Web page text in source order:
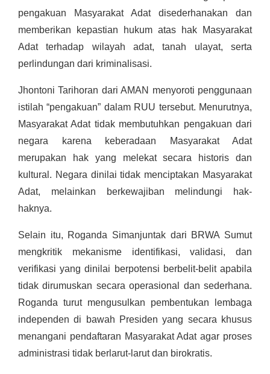
pengakuan Masyarakat Adat disederhanakan dan
memberikan kepastian hukum atas hak Masyarakat
Adat terhadap wilayah adat, tanah ulayat, serta
perlindungan dari kriminalisasi.
Jhontoni Tarihoran dari AMAN menyoroti penggunaan
istilah “pengakuan” dalam RUU tersebut. Menurutnya,
Masyarakat Adat tidak membutuhkan pengakuan dari
negara karena keberadaan Masyarakat Adat
merupakan hak yang melekat secara historis dan
kultural. Negara dinilai tidak menciptakan Masyarakat
Adat, melainkan berkewajiban melindungi hak-
haknya.
Selain itu, Roganda Simanjuntak dari BRWA Sumut
mengkritik mekanisme identifikasi, validasi, dan
verifikasi yang dinilai berpotensi berbelit-belit apabila
tidak dirumuskan secara operasional dan sederhana.
Roganda turut mengusulkan pembentukan lembaga
independen di bawah Presiden yang secara khusus
menangani pendaftaran Masyarakat Adat agar proses
administrasi tidak berlarut-larut dan birokratis.